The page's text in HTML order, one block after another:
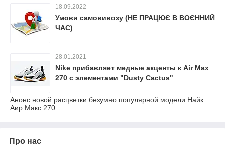
18.09.2022
Умови самовивозу (НЕ ПРАЦЮЄ В ВОЄННИЙ
ЧАС)
28.01.2021
Nike прибавляет медные акценты к Air Max
270 с элементами "Dusty Cactus"
Анонс новой расцветки безумно популярной модели Найк
Аир Макс 270
Про нас